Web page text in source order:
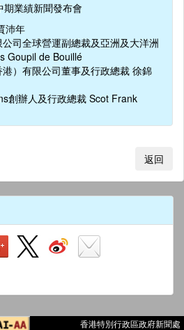
業績新聞發布會
沛年
司全球營運副總裁及亞洲及大洋洲
Goupil de Bouillé
）有限公司董事及行政總裁 徐錦
創辦人及行政總裁 Scot Frank
返回
香港特別行政區政府新聞處